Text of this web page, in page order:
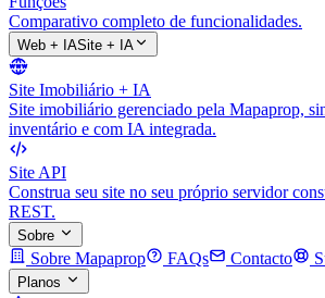
Comparativo completo de funcionalidades.
Web + IASite + IA
Site Imobiliário + IA
Site imobiliário gerenciado pela Mapaprop,
inventário e com IA integrada.
Site API
Construa seu site no seu próprio servidor
REST.
Sobre
Sobre Mapaprop FAQs Contacto
Planos